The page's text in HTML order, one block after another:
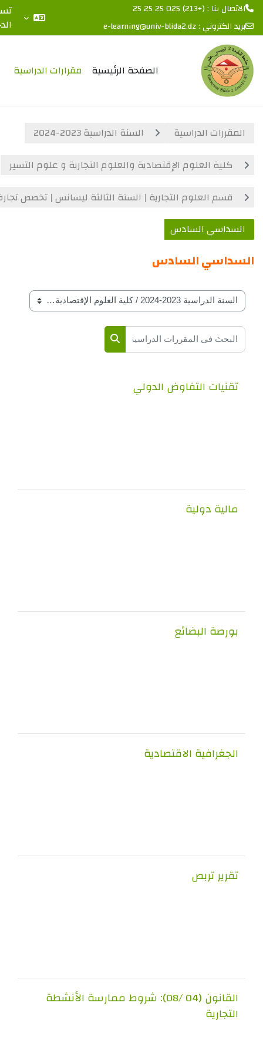
الرئيسي
025 25 25 25
:
e-learning@univ-blida2.dz
تسجيل
الدخول
الصفحة الرئيسية مقرارات الدراسية
الدراسية
السنة الدراسية 2023-2024
العلوم الإقتصادية والعلوم التجارية و علوم التسير
العلوم التجارية | السنة الثالثة ليسانس | تخصص تجارة دولية
السادس
السادس
المقرارات حسب السنة الدراسة
في المقررات الدراسية
البحث في المقررات الدراسية
التفاوض الدولي
دولية
البضائع
الاقتصادية
تربص
القانون (04 /08): شروط ممارسة الأنشطة